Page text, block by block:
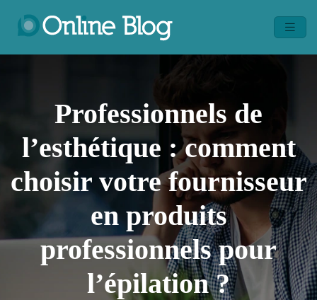
Professionnels de
l’esthétique : comment
choisir votre fournisseur
en produits
professionnels pour
l’épilation ?